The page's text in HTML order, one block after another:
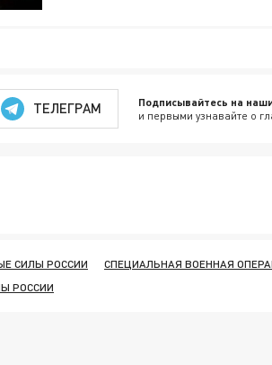
ТЕЛЕГРАМ Подписывайтесь на
и первыми узнавайте о
СИЛЫ РОССИИ
СПЕЦИАЛЬНАЯ ВОЕННАЯ
РОССИИ